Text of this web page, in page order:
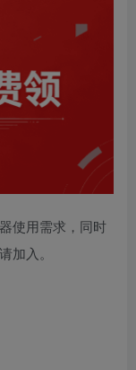
使用需求，同时
加入。